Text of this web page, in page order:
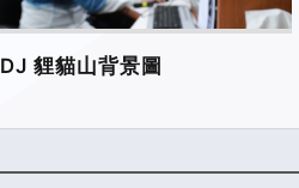
DJ 貍貓山背景圖